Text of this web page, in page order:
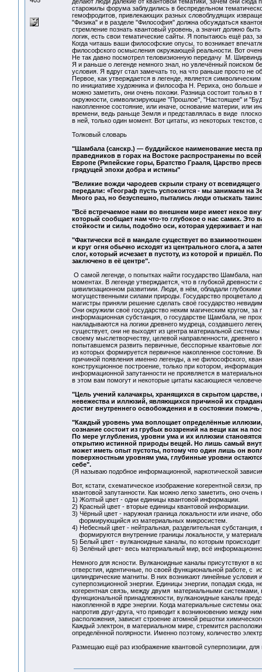
старожилы форума заблудились в беспредельном
гемофродитов, привлекающих разных словоблудящих
"Физика" и в разделе "Философия" должна обсуждаться
стремление познать квантовый уровень, а значит должно
логик, есть свои тематические сайты. Я попытаюсь ещё раз,
Когда читашь ваши философские опусы, то возникает
философского осмысления окружающей реальности. Вот
Не так давно посмотрел теловизионную передачу М.
Я и раньше о легенде немного знал, но увлечённый поиском
условия. Я вдруг стал замечать то, на что раньше просто не
Первое, как утверждается в легенде, является
по инициативе художника и философа Н. Рериха, оно больше
можно заметить, они очень похожи. Разница состоит только
окружности, символизирующие "Прошлое", "Настоящее" и
накопленное состояние, или иначе, основание материи, или
времени, ведь раньще Земля и представлялась в виде
в ней, только один момент. Вот цитаты, из некоторых текстов,
Толковый словарь
"Шамбала (санскр.) — буддийское наименование места
праведников в горах на Востоке распространены по
Европе (Рипейские горы, Братство Грааля, Царство
грядущей эпохи добра и истины"
"Великие вожди чародеев скрыли страну от
передали: «Географ пусть успокоится - мы занимаем на
Много раз, но безуспешно, пытались люди отыскать
"Всё встречаемое нами во внешнем мире имеет некое
который сообщает нам что-то глубокое о нас самих.
стойкости и силы, подобно оси, которая удерживает и
"Фактически всё в мандале существует во
и круг огня обычно исходят из центрального слога, а
слог, который исчезает в пустоту, из которой и пришёл.
заключено в её центре".
О самой легенде, о попытках найти государство Шамбала,
моментах. В легенде утверждается, что в глубокой
цивилизационном развитиии. Люди, в нём, обладали
могущественными силами природы. Государство процветало
магистры приняли решение сделать своё государство
Они окружили своё государство неким магическим кругом,
информационная субстанция, о государстве Щамбала, не
накладываются на логики древнего мудреца, создавшего
существует, они не выходят из центра материальной
своему мыслетворчеству, целевой направленности,
попытавшемся развить первичные, бесспорные квантовые
из которых формируется первичное накопленное состояние.
причиной появления именно легенды, а не философского,
конструкционное построение, только при котором,
информационной запутанности не проявляется в
в этом вам помогут и некоторые цитаты касающиеся
"Цель учений калачакры, хранящихся в скрытом
невежества и иллюзий, являющихся причиной их
достиг внутреннего освобождения и в состоянии помочь
"Каждый уровень ума воплощает определённые иллюзии,
сознание состоит из грубых воззрений на вещи как на
По мере углубления, уровни ума и их иллюзии
открытию истинной природы вещей. Но лишь самый
может иметь опыт пустоты, потому что один лишь он
поверхностным уровням ума, глубинные уровни
себе".
(Я называю подобное информационной, наркотической
Вот, кстати, схематическое изображение когерентной
квантовой запутанности. Как можно легко заметить, оно
1) Жолтый цвет - одни единицы квантовой информации.
2) Красный цвет - вторые единицы квантовой информации.
3) Чёрный цвет - наружная граница локальности или иначе,
формирующийся из материальных микросистем.
4) Небесный цвет - нейтральная, разделительная
формируются внутренние границы локальности, у
5) Белый цвет - вулканоидные каналы, по которым происходит
6) Зелёный цвет- весь материальный мир, всё
Немного для ясности. Вулканоидные каналы присутствуют
отверстия, идентичные, по своей функциональной работе, с
цилиндрические магниты. В них возникают линейные
суперпозиционной энергии. Единицы энергии, попадая сюда,
когерентная связь, между двумя материальными системами,
функциональной принадлежности, вулканоидные каналы
накопленной в ядре энергии. Когда материальные системы
напротив друг-друга, что приводит к возникновению между
расположения, зависит строение атомной решотки
Каждый электрон, в материальном мире, стремится
определённой полярности. Именно поэтому, количество
Размещаю ещё раз изображение квантовой суперпозиции,